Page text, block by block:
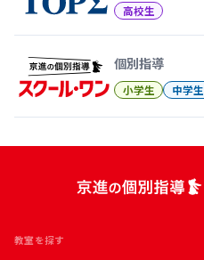
高校生
個別指導
小学生 中学生
教室を探す